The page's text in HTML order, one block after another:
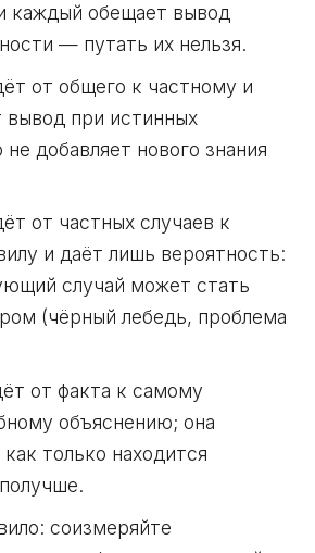
каждый обещает вывод
— путать их нельзя.
от общего к частному и
вывод при истинных
не добавляет нового знания
от частных случаев к
и даёт лишь вероятность:
случай может стать
(чёрный лебедь, проблема
от факта к самому
объяснению; она
только находится
соизмеряйте